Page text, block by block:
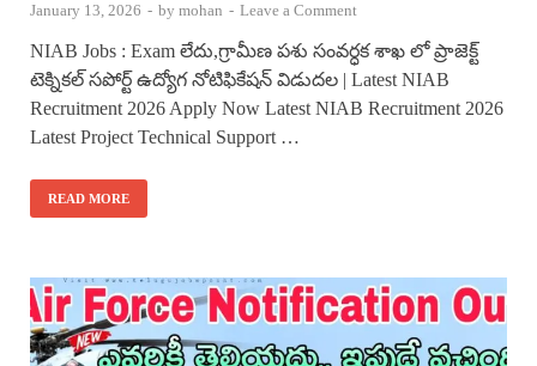
January 13, 2026 - by mohan - Leave a Comment
NIAB Jobs : Exam లేదు,గ్రామీణ పశు సంవర్ధక శాఖ లో ప్రాజెక్ట్
టెక్నికల్ సపోర్ట్ ఉద్యోగ నోటిఫికేషన్ విడుదల | Latest NIAB
Recruitment 2026 Apply Now Latest NIAB Recruitment 2026
Latest Project Technical Support …
READ MORE